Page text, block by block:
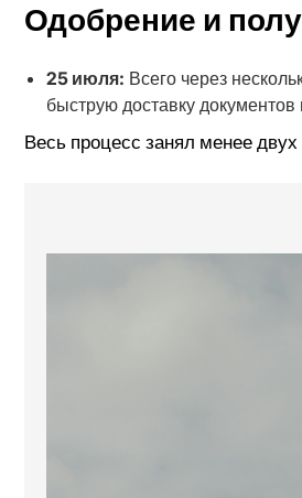
Одобрение и
25 июля: Всего через
быструю доставку
Весь процесс занял менее